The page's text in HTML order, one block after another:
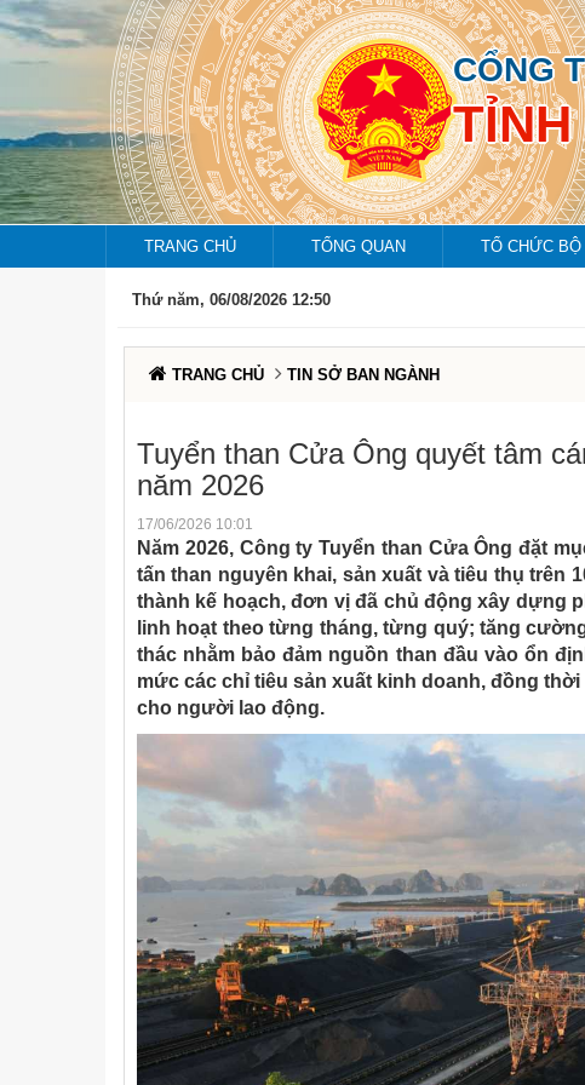
CỔNG
TRANG CHỦ TỔNG QUAN TỔ CHỨC
Thứ năm, 06/08/2026 12:50
TRANG CHỦ TIN SỞ BAN NGÀNH
Tuyển than Cửa Ông quyết tâm
năm 2026
17/06/2026 10:01
Năm 2026, Công ty Tuyển than Cửa Ông đặt
tấn than nguyên khai, sản xuất và tiêu thụ trên
thành kế hoạch, đơn vị đã chủ động xây dựng
linh hoạt theo từng tháng, từng quý; tăng
thác nhằm bảo đảm nguồn than đầu vào ổn
mức các chỉ tiêu sản xuất kinh doanh, đồng
cho người lao động.